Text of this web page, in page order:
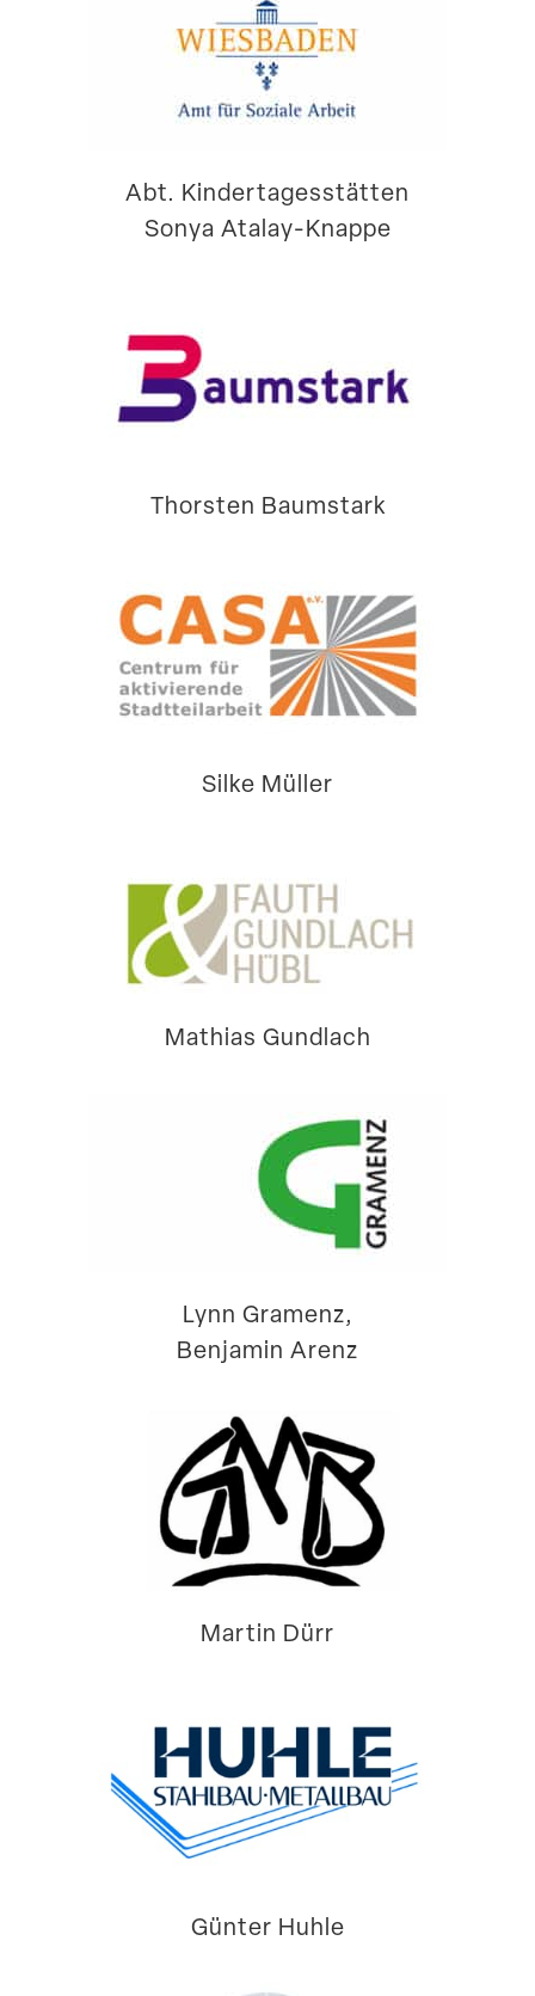
Abt. Kinder­ta­ges­stätten
Sonya Atalay-Knappe
Thorsten Baumstark
Silke Müller
Mathias Gundlach
Lynn Gramenz,
Benjamin Arenz
Martin Dürr
Günter Huhle